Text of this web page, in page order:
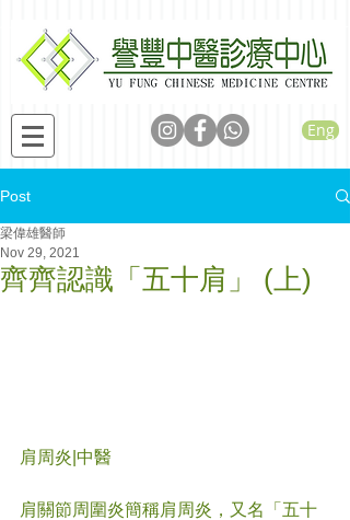
Eng
Post
齊齊認識「五十肩」 (上)
梁偉雄醫師
Nov 29, 2021
肩周炎|中醫
肩關節周圍炎簡稱肩周炎，又名「五十